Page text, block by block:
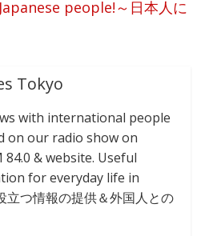
people!～日本人に
Tokyo
with international people
on our radio show on
84.0 & website. Useful
for everyday life in
立つ情報の提供＆外国人との